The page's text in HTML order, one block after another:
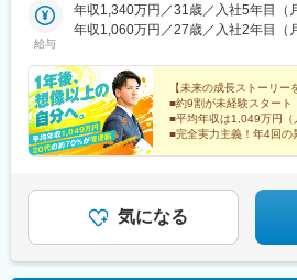
丁目駅、大手町駅(東京都)、日比谷
留駅、東日本橋駅、中野富士見町駅
間駅、新千葉駅、与野駅、宮原駅、
盤駅(京都府)、大宮駅(京都府)、旧居
戸三宮駅(阪神)、中埠頭駅、春日野道
県)、西小倉駅、旦過駅、狸小路駅、
台公園駅、柳川駅、常盤駅(岡山県)
船、藤沢、茅ケ崎、中山、登戸、溝
崎、綱島、鶴見、横浜、保土ヶ谷、
＜群馬＞太田＜愛知＞名駅、刈谷、
金山、御器所、本山、新瑞橋、一宮
堺東、梅田、天王寺、放出＜兵庫＞
天神、香椎、大橋、六本松、西新、
1,049万円20代の約70％が管理職に登
駅、大井町駅、蒲田駅、荻窪駅、調
都)、立川駅、町田駅、大船駅、藤沢
島駅、鶴見駅、横浜駅、保土ケ谷駅
浦和駅、武蔵浦和駅、川口駅、葭川
駅、本八幡駅(総武線)、船橋駅、太田
駅、刈谷駅、浄心駅、高畑駅、平安
県)、御器所駅、本山駅(愛知県)、新
豊中駅、守口市駅、摂津本山駅、西
椎駅、大橋駅(福岡県)、六本松駅、
駅、二重橋前駅、東銀座駅、奥沢駅
給与
年収1,340万円／31歳／入社5年目（
年収1,060万円／27歳／入社2年目（
【未来の成長ストーリー
■約9割が未経験スタート
■平均年収は1,049万円（
■完全実力主義！年4回の
気になる